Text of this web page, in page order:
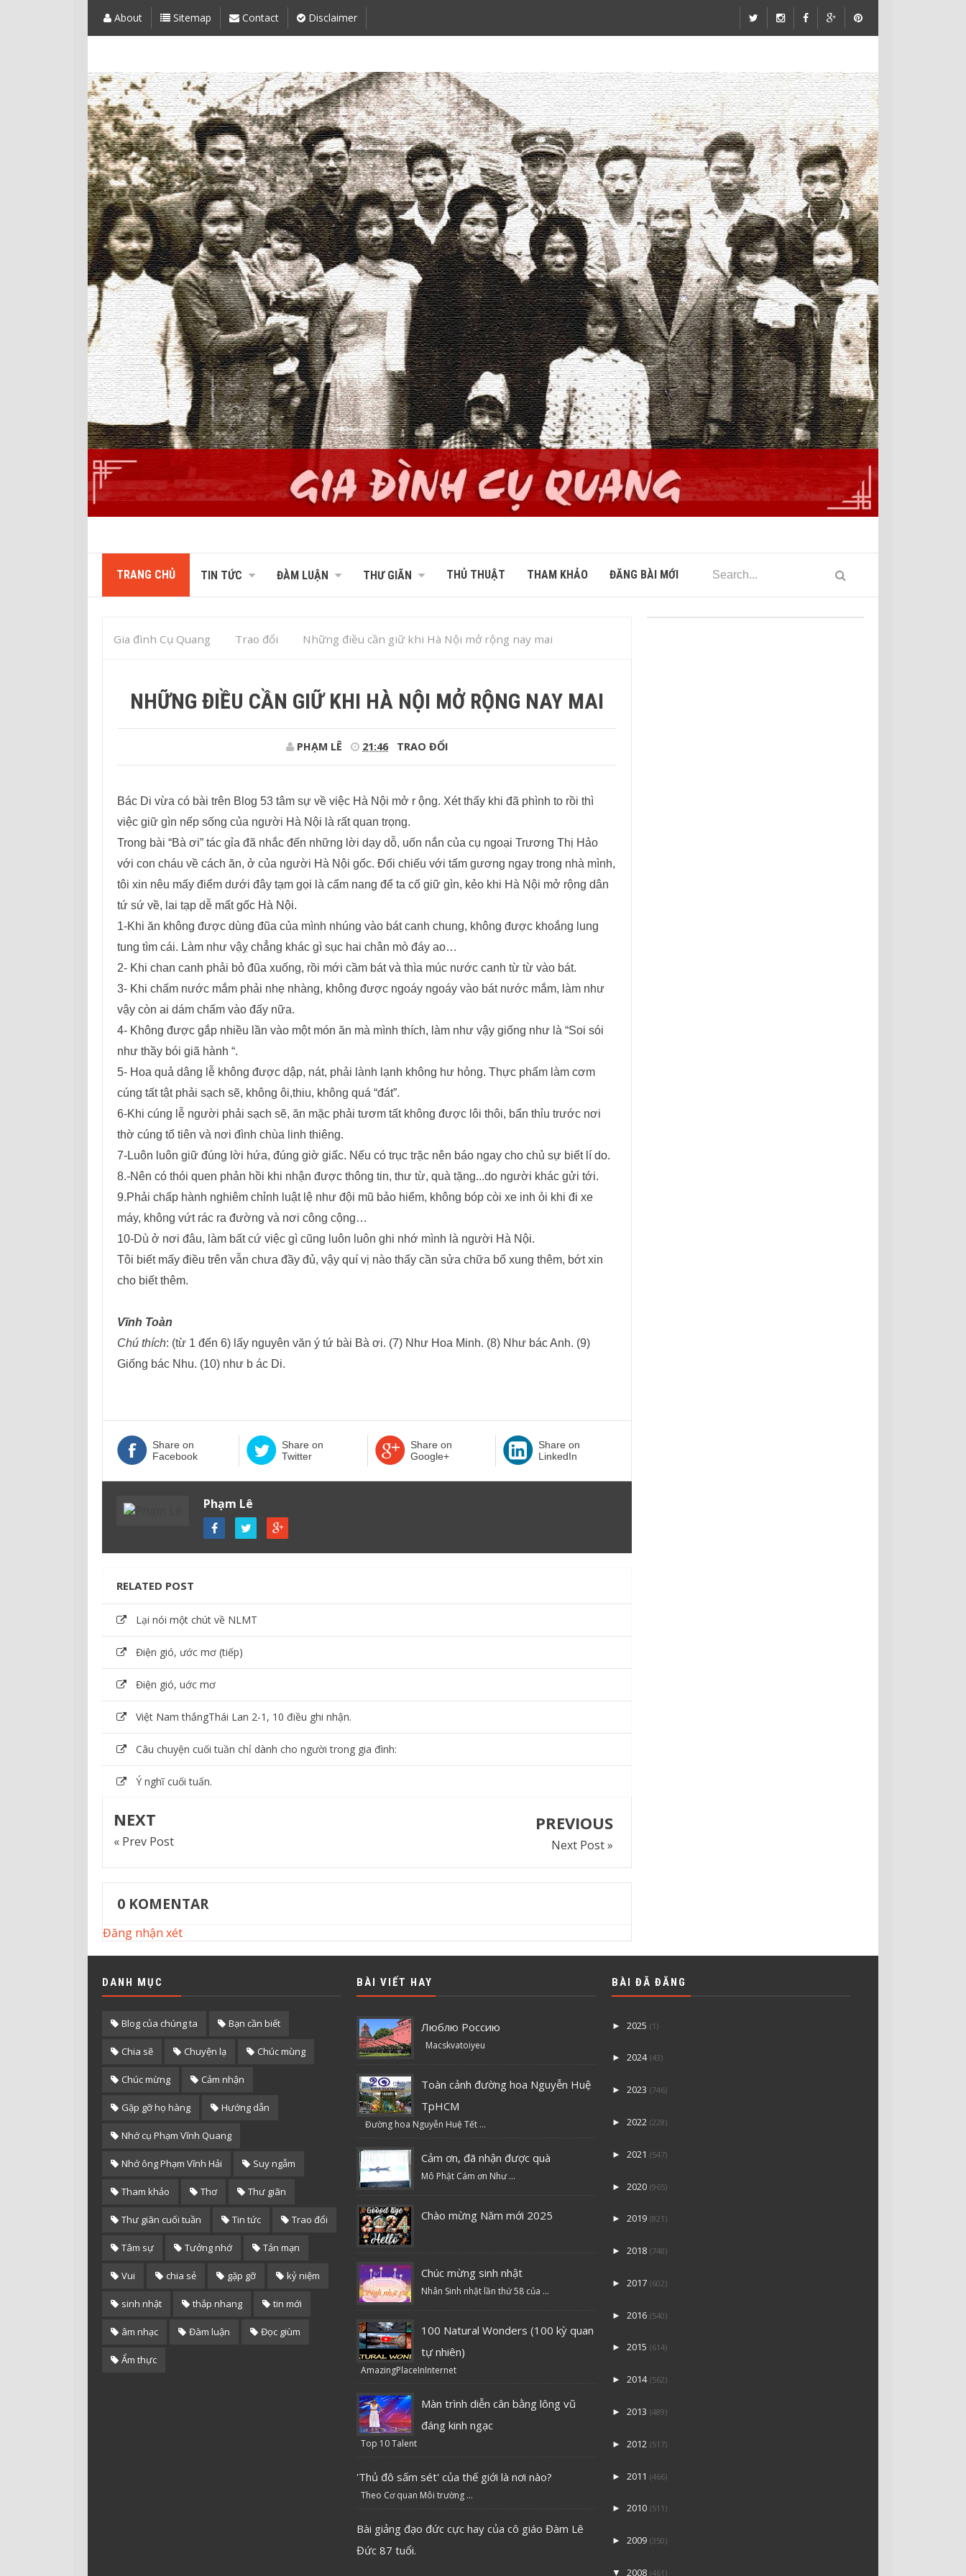
About Sitemap Contact Disclaimer
TRANG CHỦ TIN TỨC ĐÀM LUẬN THƯ GIÃN THỦ THUẬT THAM KHẢO ĐĂNG BÀI MỚI
Gia đình Cụ Quang Trao đổi Những điều cần giữ khi Hà Nội mở rộng nay mai
NHỮNG ĐIỀU CẦN GIỮ KHI HÀ NỘI MỞ RỘNG NAY MAI
PHẠM LÊ 21:46 TRAO ĐỔI
Bác Di vừa có bài trên Blog 53 tâm sự về việc Hà Nội mở r ộng. Xét thấy khi đã phình to rồi thì
việc giữ gìn nếp sống của người Hà Nội là rất quan trọng.
Trong bài “Bà ơi” tác gỉa đã nhắc đến những lời dạy dỗ, uốn nắn của cụ ngoại Trương Thị Hảo
với con cháu về cách ăn, ở của người Hà Nội gốc. Đối chiếu với tấm gương ngay trong nhà mình,
tôi xin nêu mấy điểm dưới đây tạm gọi là cẩm nang để ta cố giữ gìn, kẻo khi Hà Nội mở rộng dân
tứ sứ về, lai tạp dễ mất gốc Hà Nội.
1-Khi ăn không được dùng đũa của mình nhúng vào bát canh chung, không được khoắng lung
tung tìm cái. Làm như vậỵ chẳng khác gì sục hai chân mò đáy ao…
2- Khi chan canh phải bỏ đũa xuống, rồi mới cầm bát và thìa múc nước canh từ từ vào bát.
3- Khi chấm nước mắm phải nhẹ nhàng, không được ngoáy ngoáy vào bát nước mắm, làm như
vậy còn ai dám chấm vào đấy nữa.
4- Không được gắp nhiều lần vào một món ăn mà mình thích, làm như vậy giống như là “Soi sói
như thầy bói giã hành “.
5- Hoa quả dâng lễ không được dập, nát, phải lành lạnh không hư hỏng. Thực phẩm làm cơm
cúng tất tật phải sạch sẽ, không ôi,thiu, không quá “đát”.
6-Khi cúng lễ người phải sạch sẽ, ăn mặc phải tươm tất không được lôi thôi, bẩn thỉu trước nơi
thờ cúng tổ tiên và nơi đình chùa linh thiêng.
7-Luôn luôn giữ đúng lời hứa, đúng giờ giấc. Nếu có trục trặc nên báo ngay cho chủ sự biết lí do.
8.-Nên có thói quen phản hồi khi nhận được thông tin, thư từ, quà tặng...do người khác gửi tới.
9.Phải chấp hành nghiêm chỉnh luật lệ như đội mũ bảo hiểm, không bóp còi xe inh ỏi khi đi xe
máy, không vứt rác ra đường và nơi công cộng…
10-Dù ở nơi đâu, làm bất cứ việc gì cũng luôn luôn ghi nhớ mình là người Hà Nội.
Tôi biết mấy điều trên vẫn chưa đầy đủ, vậy quí vị nào thấy cần sửa chữa bổ xung thêm, bớt xin
cho biết thêm.
Vĩnh Toàn
Chú thích: (từ 1 đến 6) lấy nguyên văn ý tứ bài Bà ơi. (7) Như Hoa Minh. (8) Như bác Anh. (9)
Giống bác Nhu. (10) như b ác Di.
Share on
Facebook
Share on
Twitter
Share on
Google+
Share on
LinkedIn
Phạm Lê
RELATED POST
Lại nói một chút về NLMT
Điện gió, ước mơ (tiếp)
Điện gió, uớc mơ
Việt Nam thắngThái Lan 2-1, 10 điều ghi nhận.
Câu chuyện cuối tuần chỉ dành cho người trong gia đình:
Ý nghĩ cuối tuấn.
NEXT
« Prev Post
PREVIOUS
Next Post »
0 KOMENTAR
Đăng nhận xét
DANH MỤC
Blog của chúng ta Bạn cần biết
Chia sẽ Chuyện lạ Chúc mùng
Chúc mừng Cảm nhận
Gặp gỡ họ hàng Hướng dẫn
Nhớ cụ Phạm Vĩnh Quang
Nhớ ông Phạm Vĩnh Hải Suy ngẫm
Tham khảo Thơ Thư giãn
Thư giãn cuối tuần Tin tức Trao đổi
Tâm sự Tưởng nhớ Tản mạn
Vui chia sẻ gặp gỡ kỷ niệm
sinh nhật thắp nhang tin mới
âm nhạc Đàm luận Đọc giùm
Ẩm thực
BÀI VIẾT HAY
Люблю Россию
Macskvatoiyeu
Toàn cảnh đường hoa Nguyễn Huệ
TpHCM
Đường hoa Nguyễn Huệ Tết ...
Cảm ơn, đã nhận được quà
Mô Phật Cám ơn Như ...
Chào mừng Năm mới 2025
Chúc mừng sinh nhật
Nhân Sinh nhật lần thứ 58 của ...
100 Natural Wonders (100 kỳ quan
tự nhiên)
AmazingPlaceInInternet
Màn trình diễn cân bằng lông vũ
đáng kinh ngạc
Top 10 Talent
'Thủ đô sấm sét' của thế giới là nơi nào?
Theo Cơ quan Môi trường ...
Bài giảng đạo đức cực hay của cô giáo Đàm Lê
Đức 87 tuổi.
BÀI ĐÃ ĐĂNG
► 2025 (1)
► 2024 (43)
► 2023 (746)
► 2022 (228)
► 2021 (547)
► 2020 (965)
► 2019 (821)
► 2018 (748)
► 2017 (602)
► 2016 (540)
► 2015 (614)
► 2014 (562)
► 2013 (489)
► 2012 (517)
► 2011 (466)
► 2010 (511)
► 2009 (350)
▼ 2008 (461)